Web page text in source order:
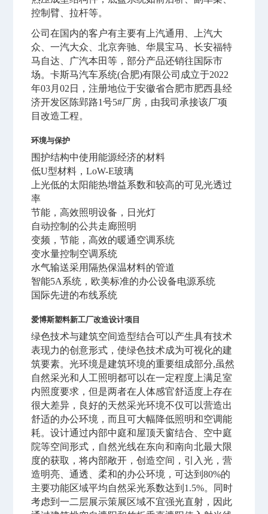
控制臂、拉杆等。
公司在国内的客户有主要有上汽通用、上汽大
众、一汽大众、北京奔驰、华晨宝马、长安福特
马自达、广汽本田等，部分产品还销往国际市
场。卡斯马汽车系统(合肥)有限公司成立于2022
年03月02日，注册地位于安徽省合肥市肥西县经
济开发区陈郢路1号5#厂房，由我司承接该厂项
目改造工程。
环境与保护
围护结构中使用能源经济的材料
低U型材料，LoW-E玻璃
上光低的太阳能热增益系数和较高的可见光透过
率
节能，高效照明设备，日光灯
自动控制的公共走廊照明
变频，节能，高效的暖通空调系统
变水量控制空调系统
水气输送采用隔热保温材料的管道
智能5A系统，欧美标准的办公设备电源系统
国际先进的布线系统
爱博斯塑料新工厂改造设计项目
绿色技术与建筑空间造型结合可以产生具有技术
表现力的创意形式，使绿色技术成为可视化的建
筑要素。光环境是建筑环境的重要组成部分,虽然
自然采光和人工照明都可以在一定程度上满足室
内照度要求，但是两者在人体感官舒适度上存在
很大差异，良好的天然采光环境不仅可以营造出
舒适的办公环境，而且可大幅降低照明和空调能
耗。设计通过内部中庭和屋顶天窗结合、空中庭
院等空间形式，自然光线在东向和南向北最大限
度的获取，将内部敞开，创造空间，引入光，营
造明亮、通透、柔和的办公环境，可达到80%的
主要功能区域平均自然采光系数达到1.5%。同时
考虑到一二层展示策展区域不宜强光直射，因此